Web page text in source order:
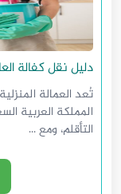
دليل نقل كفالة
تُعد العمالة
المملكة العربية
التأقلم، ومع ...